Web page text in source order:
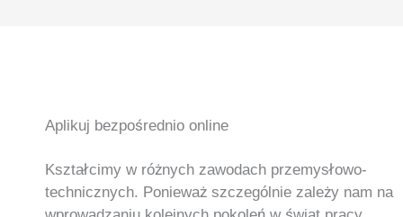
Aplikuj bezpośrednio online
Kształcimy w różnych zawodach przemysłowo-
technicznych. Ponieważ szczególnie zależy nam na